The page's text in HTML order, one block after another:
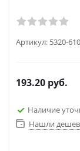
Артикул: 5320-
193.20 руб.
Наличие
Нашли